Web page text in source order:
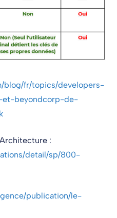
blog/fr/topics/developers-
beyondcorp-de-
:
detail/sp/800-
publication/le-